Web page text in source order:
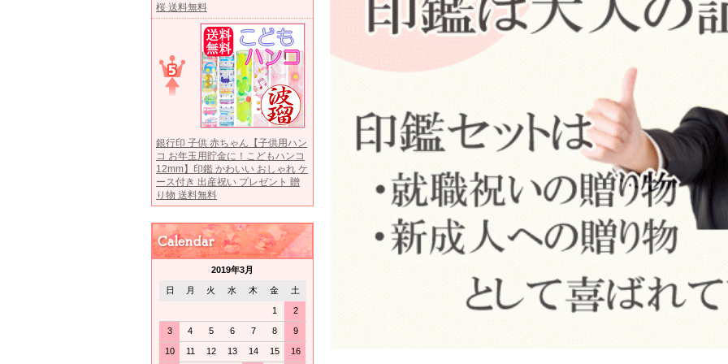
桜 送料無料
銀行印 子供 赤ちゃん【子供用ハン
コ お年玉用貯金に！こどもハンコ
12mm】印鑑 かわいい おしゃれ ケ
ース付き 出産祝い プレゼント 贈
り物 送料無料
2019年3月
日 月 火 水 木 金 土
1 2
3 4 5 6 7 8 9
10 11 12 13 14 15 16